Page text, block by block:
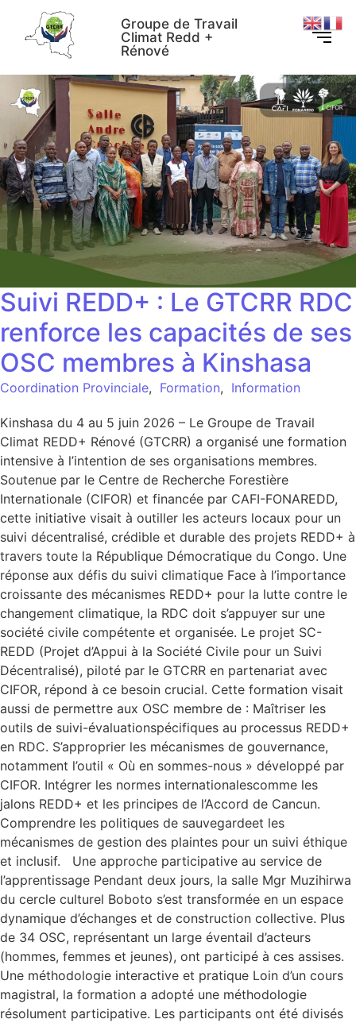
Groupe de Travail
Climat Redd +
Rénové
Suivi REDD+ : Le GTCRR RDC
renforce les capacités de ses
OSC membres à Kinshasa
Coordination Provinciale, Formation, Information
Kinshasa du 4 au 5 juin 2026 – Le Groupe de Travail
Climat REDD+ Rénové (GTCRR) a organisé une formation
intensive à l’intention de ses organisations membres.
Soutenue par le Centre de Recherche Forestière
Internationale (CIFOR) et financée par CAFI-FONAREDD,
cette initiative visait à outiller les acteurs locaux pour un
suivi décentralisé, crédible et durable des projets REDD+ à
travers toute la République Démocratique du Congo. Une
réponse aux défis du suivi climatique Face à l’importance
croissante des mécanismes REDD+ pour la lutte contre le
changement climatique, la RDC doit s’appuyer sur une
société civile compétente et organisée. Le projet SC-
REDD (Projet d’Appui à la Société Civile pour un Suivi
Décentralisé), piloté par le GTCRR en partenariat avec
CIFOR, répond à ce besoin crucial. Cette formation visait
aussi de permettre aux OSC membre de : Maîtriser les
outils de suivi-évaluationspécifiques au processus REDD+
en RDC. S’approprier les mécanismes de gouvernance,
notamment l’outil « Où en sommes-nous » développé par
CIFOR. Intégrer les normes internationalescomme les
jalons REDD+ et les principes de l’Accord de Cancun.
Comprendre les politiques de sauvegardeet les
mécanismes de gestion des plaintes pour un suivi éthique
et inclusif. Une approche participative au service de
l’apprentissage Pendant deux jours, la salle Mgr Muzihirwa
du cercle culturel Boboto s’est transformée en un espace
dynamique d’échanges et de construction collective. Plus
de 34 OSC, représentant un large éventail d’acteurs
(hommes, femmes et jeunes), ont participé à ces assises.
Une méthodologie interactive et pratique Loin d’un cours
magistral, la formation a adopté une méthodologie
résolument participative. Les participants ont été divisés